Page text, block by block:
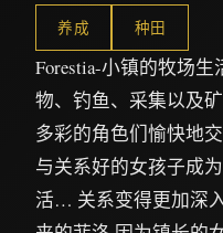
养成 种田
Forestia-小镇的牧场
物、钓鱼、采集以及
多彩的角色们愉快地
与关系好的女孩子成
活… 关系变得更加深